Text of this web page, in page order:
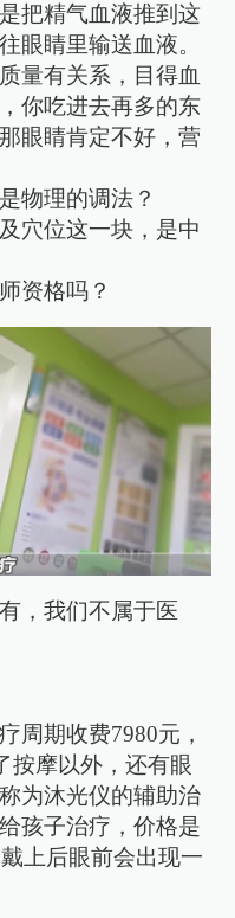
把精气血液推到这
眼睛里输送血液。
量有关系，目得血
你吃进去再多的东
眼睛肯定不好，营
物理的调法？
穴位这一块，是中
资格吗？
，我们不属于医
周期收费7980元，
按摩以外，还有眼
为沐光仪的辅助治
孩子治疗，价格是
上后眼前会出现一